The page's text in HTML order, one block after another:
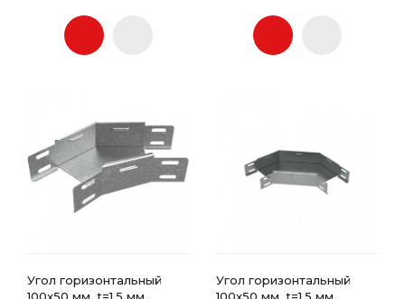
Угол горизонтальный
Угол горизонтальный